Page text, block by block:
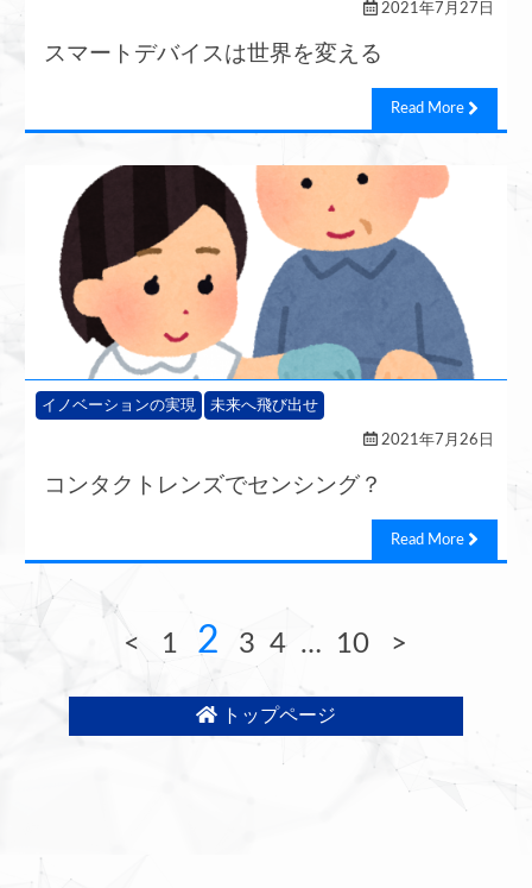
2021年7月27日
スマートデバイスは世界を変える
Read More
イノベーションの実現 未来へ飛び出せ
2021年7月26日
コンタクトレンズでセンシング？
Read More
< 1 2 3 4 … 10 >
トップページ